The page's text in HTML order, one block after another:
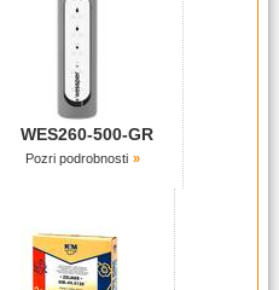
WES260-500-GR
Pozri podrobnosti